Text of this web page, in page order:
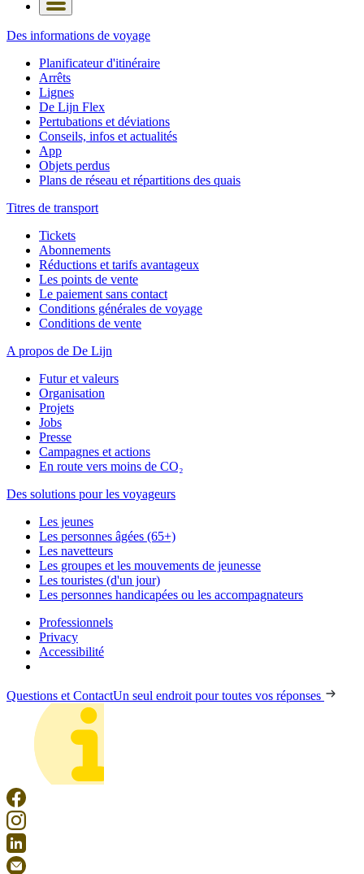
Des informations de voyage
Planificateur d'itinéraire
Arrêts
Lignes
De Lijn Flex
Pertubations et déviations
Conseils, infos et actualités
App
Objets perdus
Plans de réseau et répartitions des quais
Titres de transport
Tickets
Abonnements
Réductions et tarifs avantageux
Les points de vente
Le paiement sans contact
Conditions générales de voyage
Conditions de vente
A propos de De Lijn
Futur et valeurs
Organisation
Projets
Jobs
Presse
Campagnes et actions
En route vers moins de CO₂
Des solutions pour les voyageurs
Les jeunes
Les personnes âgées (65+)
Les navetteurs
Les groupes et les mouvements de jeunesse
Les touristes (d'un jour)
Les personnes handicapées ou les accompagnateurs
Professionnels
Privacy
Accessibilité
Questions et ContactUn seul endroit pour toutes vos réponses